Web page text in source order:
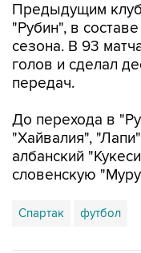
Предыдущим
"Рубин", в
сезона. В 93
голов и сделал
передач.
До перехода в
"Хайвалия",
албанский
словенскую
Спартак футбол